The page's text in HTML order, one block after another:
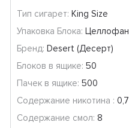
Тип сигарет: King Size
Упаковка Блока: Целлофан
Бренд: Desert (Десерт)
Блоков в ящике: 50
Пачек в ящике: 500
Содержание никотина : 0,7
Содержание смол: 8